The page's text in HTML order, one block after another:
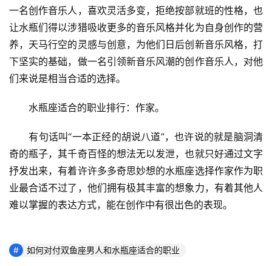
一名创作音乐人，喜欢灵活多变，拒绝按部就班的性格，也
让水瓶们得以涉猎吸收更多的音乐风格并化为自身创作的营
养，天马行空的灵感与创意，为他们日后创新音乐风格，打
下坚实的基础，做一名引领新音乐风潮的创作音乐人，对他
们来说是相当合适的选择。
水瓶座适合的职业排行：作家。
有句话叫“一本正经的胡说八道”，也许说的就是脑洞清
奇的瓶子，其千奇百怪的想法无以发泄，也就只好通过文字
抒发出来，有着许许多多奇思妙想的水瓶座选择作家作为职
业最合适不过了，他们拥有极其丰富的想象力，有着其他人
难以掌握的表达方式，能在创作中有很出色的表现。
如何对付双鱼座男人和水瓶座适合的职业